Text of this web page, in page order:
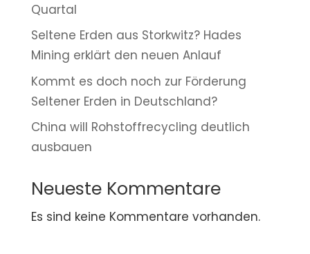
Quartal
Seltene Erden aus Storkwitz? Hades
Mining erklärt den neuen Anlauf
Kommt es doch noch zur Förderung
Seltener Erden in Deutschland?
China will Rohstoffrecycling deutlich
ausbauen
Neueste Kommentare
Es sind keine Kommentare vorhanden.